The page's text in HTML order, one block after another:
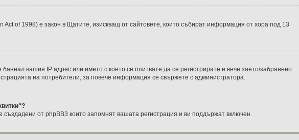
Act of 1998) е закон в Щатите, изискващ от сайтовете, които събират информация от хора под 13
вашия IP адрес или името с което се опитвате да се регистрирате е вече заето/забранено.
на потребители, за повече информация се свържете с администратора.
създадени от phpBB3 които запомнят вашата регистрация и ви поддържат включен.